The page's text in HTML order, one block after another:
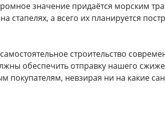
значение придаётся морским
стапелях, а всего их планируется
строительство
обеспечить отправку нашего
покупателям, невзирая ни на какие